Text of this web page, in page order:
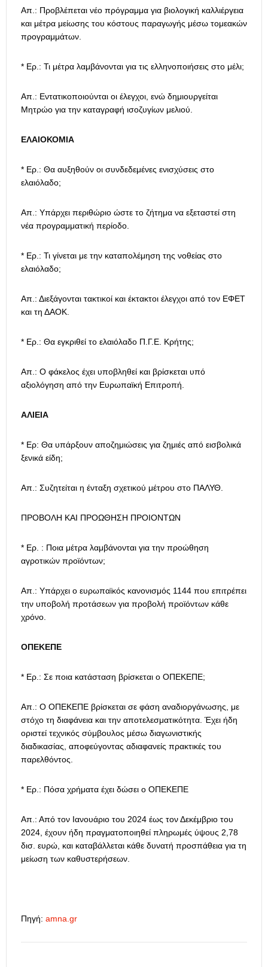
Απ.: Προβλέπεται νέο πρόγραμμα για βιολογική καλλιέργεια
και μέτρα μείωσης του κόστους παραγωγής μέσω τομεακών
προγραμμάτων.
* Ερ.: Τι μέτρα λαμβάνονται για τις ελληνοποιήσεις στο μέλι;
Απ.: Εντατικοποιούνται οι έλεγχοι, ενώ δημιουργείται
Μητρώο για την καταγραφή ισοζυγίων μελιού.
ΕΛΑΙΟΚΟΜΙΑ
* Ερ.: Θα αυξηθούν οι συνδεδεμένες ενισχύσεις στο
ελαιόλαδο;
Απ.: Υπάρχει περιθώριο ώστε το ζήτημα να εξεταστεί στη
νέα προγραμματική περίοδο.
* Ερ.: Τι γίνεται με την καταπολέμηση της νοθείας στο
ελαιόλαδο;
Απ.: Διεξάγονται τακτικοί και έκτακτοι έλεγχοι από τον ΕΦΕΤ
και τη ΔΑΟΚ.
* Ερ.: Θα εγκριθεί το ελαιόλαδο Π.Γ.Ε. Κρήτης;
Απ.: Ο φάκελος έχει υποβληθεί και βρίσκεται υπό
αξιολόγηση από την Ευρωπαϊκή Επιτροπή.
ΑΛΙΕΙΑ
* Ερ: Θα υπάρξουν αποζημιώσεις για ζημιές από εισβολικά
ξενικά είδη;
Απ.: Συζητείται η ένταξη σχετικού μέτρου στο ΠΑΛΥΘ.
ΠΡΟΒΟΛΗ ΚΑΙ ΠΡΟΩΘΗΣΗ ΠΡΟΙΟΝΤΩΝ
* Ερ. : Ποια μέτρα λαμβάνονται για την προώθηση
αγροτικών προϊόντων;
Απ.: Υπάρχει ο ευρωπαϊκός κανονισμός 1144 που επιτρέπει
την υποβολή προτάσεων για προβολή προϊόντων κάθε
χρόνο.
ΟΠΕΚΕΠΕ
* Ερ.: Σε ποια κατάσταση βρίσκεται ο ΟΠΕΚΕΠΕ;
Απ.: Ο ΟΠΕΚΕΠΕ βρίσκεται σε φάση αναδιοργάνωσης, με
στόχο τη διαφάνεια και την αποτελεσματικότητα. Έχει ήδη
οριστεί τεχνικός σύμβουλος μέσω διαγωνιστικής
διαδικασίας, αποφεύγοντας αδιαφανείς πρακτικές του
παρελθόντος.
* Ερ.: Πόσα χρήματα έχει δώσει ο ΟΠΕΚΕΠΕ
Απ.: Από τον Ιανουάριο του 2024 έως τον Δεκέμβριο του
2024, έχουν ήδη πραγματοποιηθεί πληρωμές ύψους 2,78
δισ. ευρώ, και καταβάλλεται κάθε δυνατή προσπάθεια για τη
μείωση των καθυστερήσεων.
Πηγή: amna.gr